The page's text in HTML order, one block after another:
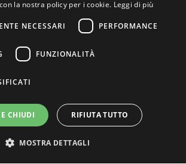
la nostra policy per i cookie. Leggi di più
NECESSARI PERFORMANCE
FUNZIONALITÀ
CHIUDI RIFIUTA TUTTO
MOSTRA DETTAGLI